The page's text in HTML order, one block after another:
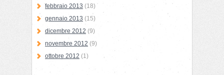
febbraio 2013 (18)
gennaio 2013 (15)
dicembre 2012 (9)
novembre 2012 (9)
ottobre 2012 (1)